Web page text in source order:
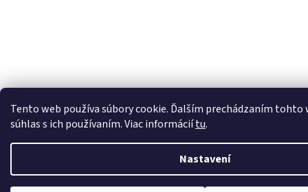
Tento web používa súbory cookie. Ďalším prechádzaním tohto
súhlas s ich používaním. Viac informáciítu.
Nastavení